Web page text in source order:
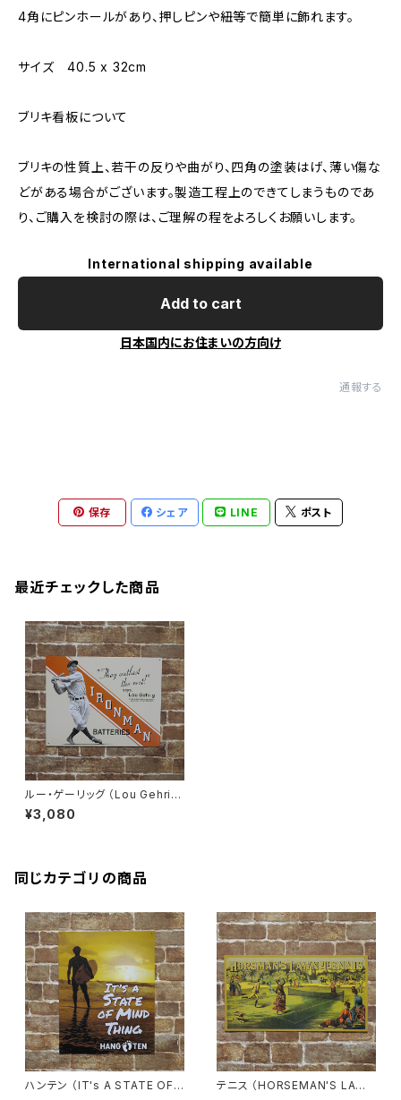
4角にピンホールがあり、押しピンや紐等で簡単に飾れます。
サイズ 40.5 x 32cm
ブリキ看板について
ブリキの性質上、若干の反りや曲がり、四角の塗装はげ、薄い傷な
どがある場合がございます。製造工程上のできてしまうものであ
り、ご購入を検討の際は、ご理解の程をよろしくお願いします。
International shipping available
Add to cart
日本国内にお住まいの方向け
通報する
保存 シェア LINE ポスト
最近チェックした商品
ルー・ゲーリッグ （Lou Gehrin
g IRONMAN）アメリカンブリキ
看板
¥3,080
同じカテゴリの商品
ハンテン （IT's A STATE OF
テニス （HORSEMAN'S LAWN